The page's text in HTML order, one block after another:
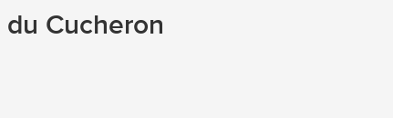
Cucheron